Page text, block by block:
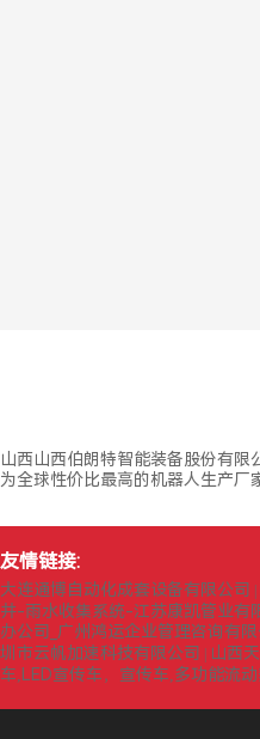
山西山西伯朗特智能装备股份有
为全球性价比最高的机器人生产厂
友情链接:
大连通博自动化成套设备有限公司
井-雨水收集系统-江苏康凯管业有
办公司_广州鸿运企业管理咨询有限
圳市云帆加速科技有限公司
山西
车,LED宣传车，宣传车,多功能流